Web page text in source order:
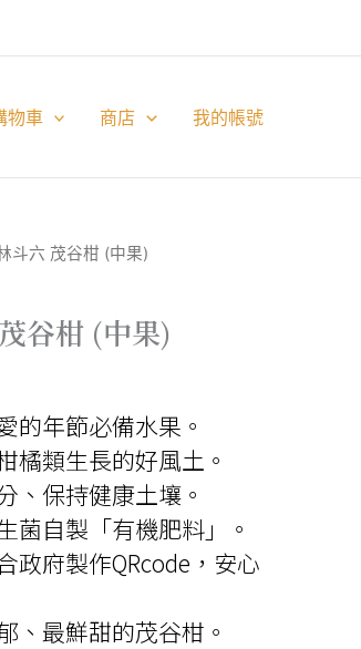
物車 商店 我的帳號
斗六 茂谷柑 (中果)
谷柑 (中果)
年節必備水果。
類生長的好風土。
保持健康土壤。
自製「有機肥料」。
府製作QRcode，安心
最鮮甜的茂谷柑。